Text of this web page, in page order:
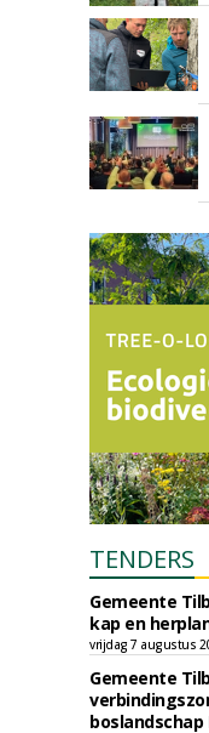
TENDERS
Gemeente
kap en
vrijdag 7 augustus
Gemeente
boslandschap